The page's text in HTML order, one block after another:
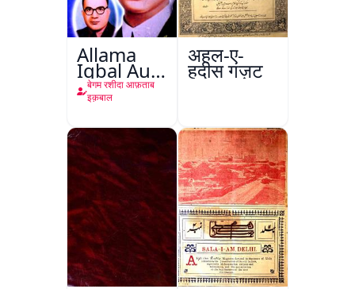
Allama
Iqbal Aur
Unke
Farzand-
Aftab
Iqbal
बेगम रशीदा आफ़ताब
इक़बाल
अहल-ए-
हदीस गज़ट